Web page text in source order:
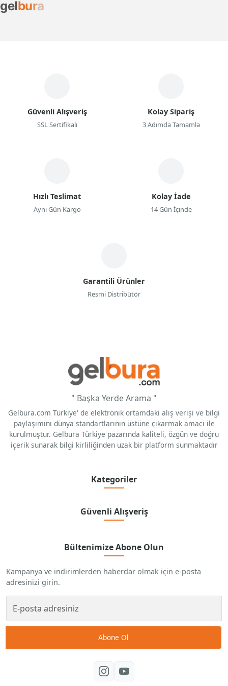
gelbura
Güvenli Alışveriş
SSL Sertifikalı
Kolay Sipariş
3 Adımda Tamamla
Hızlı Teslimat
Aynı Gün Kargo
Kolay İade
14 Gün İçinde
Garantili Ürünler
Resmi Distribütör
" Başka Yerde Arama "
Gelbura.com Türkiye' de elektronik ortamdaki alış verişi ve bilgi
paylaşımını dünya standartlarının üstüne çıkarmak amacı ile
kurulmuştur. Gelbura Türkiye pazarında kaliteli, özgün ve doğru
içerik sunarak bilgi kirliliğinden uzak bir platform sunmaktadır
Kategoriler
Güvenli Alışveriş
Bültenimize Abone Olun
Kampanya ve indirimlerden haberdar olmak için e-posta
adresinizi girin.
Abone Ol